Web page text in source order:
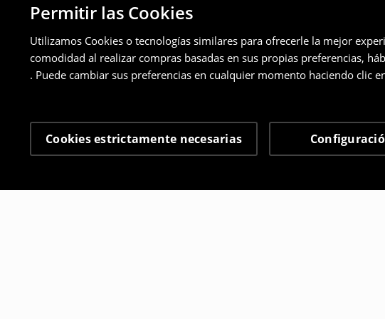
Permitir las Cookies
Utilizamos Cookies o tecnologías similares para ofrecerle la mejor
comodidad al realizar compras basadas en sus propias preferencias,
. Puede cambiar sus preferencias en cualquier momento haciendo clic
Cookies estrictamente necesarias